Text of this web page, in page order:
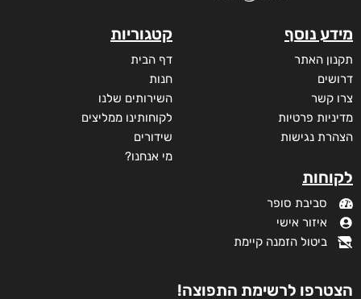
מידע נוסף
תקנון האתר
דרושים
צרו קשר
מדיניות פרטיות
הצהרת נגישות
לקוחות
סביבת סופר
איזור אישי
ביטול הזמנה קיימת
קטגוריות
דף הבית
חנות
השירותים שלנו
לקוחותינו ממליצים
שידורים
מי אנחנו?
הצטרפו לרשימת התפוצה!